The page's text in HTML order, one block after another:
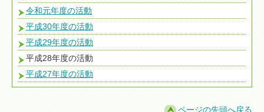
令和元年度の活動
平成30年度の活動
平成29年度の活動
平成28年度の活動
平成27年度の活動
ページの先頭へ戻る